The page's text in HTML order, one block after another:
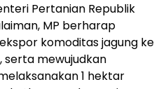
Pertanian Republik
MP berharap
komoditas jagung ke
mewujudkan
1 hektar